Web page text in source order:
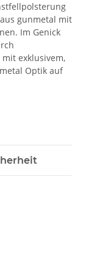
gunmetal mit
Im Genick
exklusivem,
Optik auf